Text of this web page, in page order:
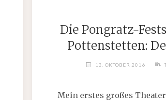
Die Pongratz-
Pottenstetten:
13. OKTOBER 2016
Mein erstes großes